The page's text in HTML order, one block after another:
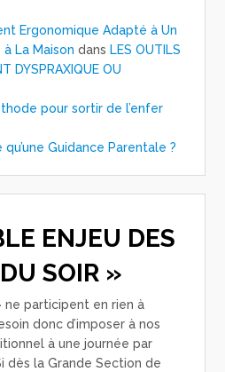
Ergonomique Adapté à Un
La Maison dans LES OUTILS
DYSPRAXIQUE OU
pour sortir de l’enfer
qu’une Guidance Parentale ?
ENJEU DES
SOIR »
ne participent en rien à
donc d’imposer à nos
à une journée par
dès la Grande Section de